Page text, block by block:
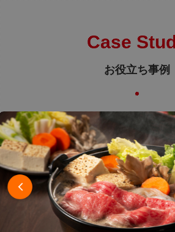
Case
お役立ち事例